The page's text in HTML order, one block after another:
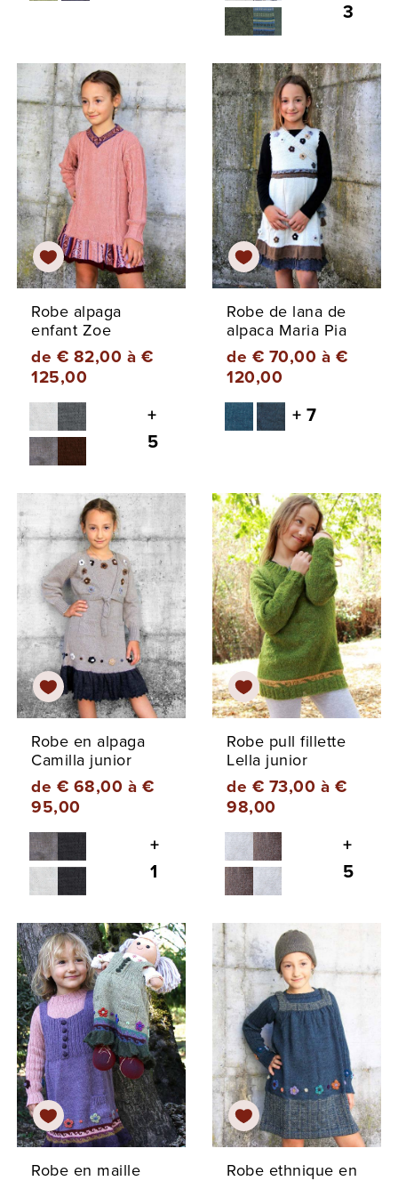
3
Robe alpaga
enfant Zoe
de € 82,00 à €
125,00
+
5
Robe de lana de
alpaca Maria Pia
de € 70,00 à €
120,00
+ 7
Robe en alpaga
Camilla junior
de € 68,00 à €
95,00
+
1
Robe pull fillette
Lella junior
de € 73,00 à €
98,00
+
5
Robe en maille
Robe ethnique en